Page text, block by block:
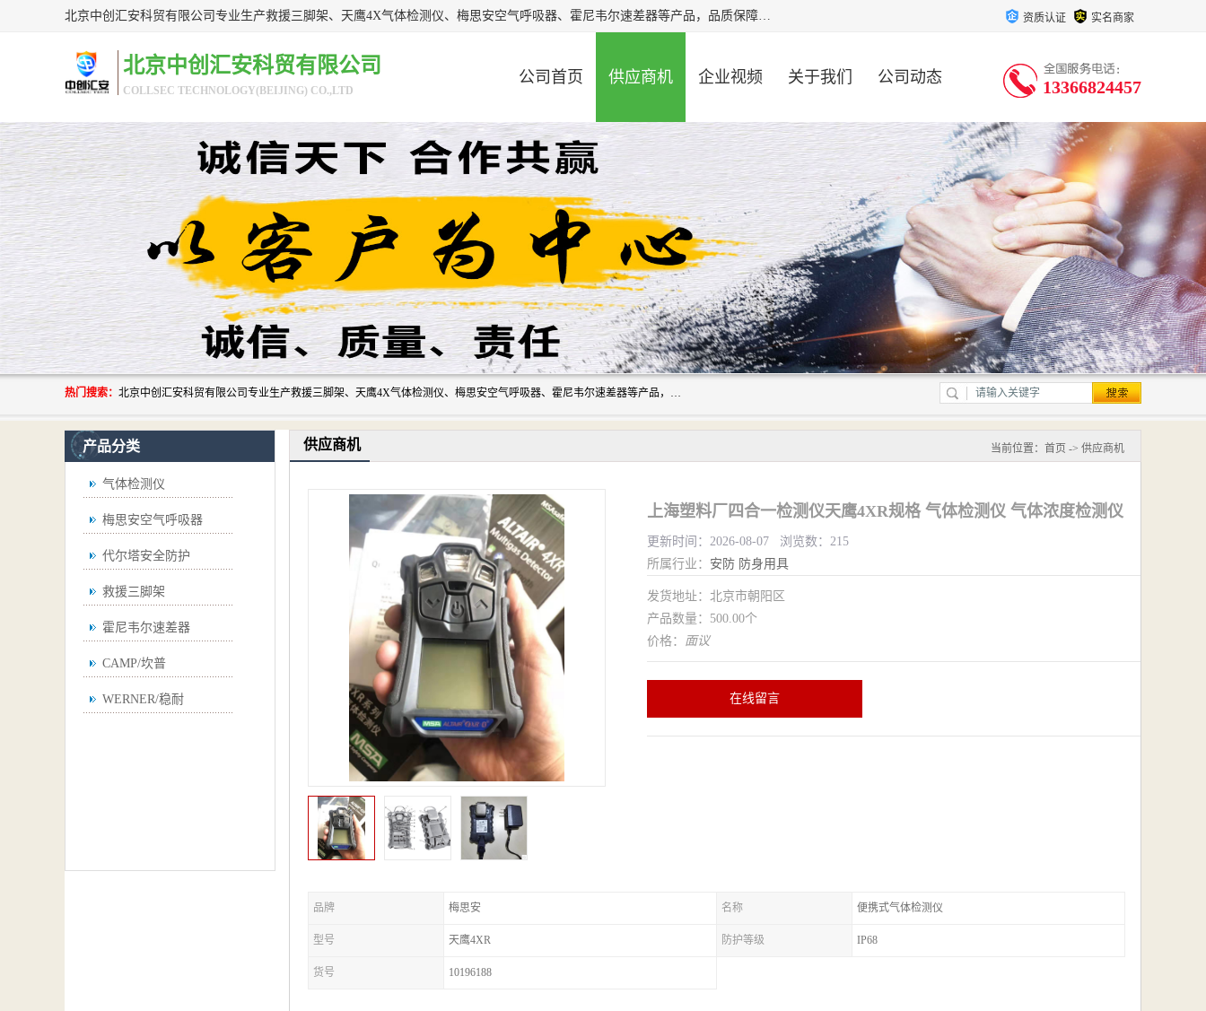
北京中创汇安科贸有限公司专业生产救援三脚架、天鹰4X气体检测仪、梅思安空气呼吸器、霍尼韦尔速差器等产品，品质保障，价格合理，欢迎在线致电咨询。 资质认证 实名商家
北京中创汇安科贸有限公司
COLLSEC TECHNOLOGY(BEIJING) CO.,LTD
公司首页 供应商机 企业视频 关于我们 公司动态 13366824457
热门搜索： 北京中创汇安科贸有限公司专业生产救援三脚架、天鹰4X气体检测仪、梅思安空气呼吸器、霍尼韦尔速差器等产品，品质保障，价格合理，欢迎在线致电咨询。
产品分类
气体检测仪
梅思安空气呼吸器
代尔塔安全防护
救援三脚架
霍尼韦尔速差器
CAMP/坎普
WERNER/稳耐
供应商机 当前位置： 首页 -> 供应商机
上海塑料厂四合一检测仪天鹰4XR规格 气体检测仪 气体浓度检测仪
更新时间：2026-08-07 浏览数：215
所属行业： 安防 防身用具
发货地址：北京市朝阳区
产品数量：500.00个
价格： 面议
在线留言
品牌 梅思安 名称 便携式气体检测仪
型号 天鹰4XR 防护等级 IP68
货号 10196188